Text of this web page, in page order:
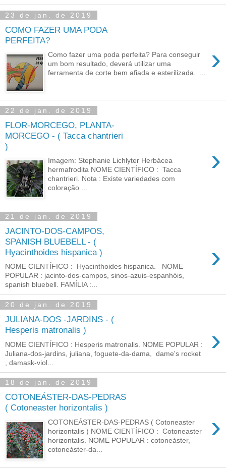
23 de jan. de 2019
COMO FAZER UMA PODA
PERFEITA?
›
Como fazer uma poda perfeita? Para conseguir
um bom resultado, deverá utilizar uma
ferramenta de corte bem afiada e esterilizada. ...
22 de jan. de 2019
FLOR-MORCEGO, PLANTA-
MORCEGO - ( Tacca chantrieri
)
›
Imagem: Stephanie Lichlyter Herbácea
hermafrodita NOME CIENTÍFICO : Tacca
chantrieri. Nota : Existe variedades com
coloração ...
21 de jan. de 2019
JACINTO-DOS-CAMPOS,
SPANISH BLUEBELL - (
Hyacinthoides hispanica )
›
NOME CIENTÍFICO : Hyacinthoides hispanica. NOME
POPULAR : jacinto-dos-campos, sinos-azuis-espanhóis,
spanish bluebell. FAMÍLIA :...
20 de jan. de 2019
JULIANA-DOS -JARDINS - (
Hesperis matronalis )
›
NOME CIENTÍFICO : Hesperis matronalis. NOME POPULAR :
Juliana-dos-jardins, juliana, foguete-da-dama, dame's rocket
, damask-viol...
18 de jan. de 2019
COTONEÁSTER-DAS-PEDRAS
( Cotoneaster horizontalis )
›
COTONEÁSTER-DAS-PEDRAS ( Cotoneaster
horizontalis ) NOME CIENTÍFICO : Cotoneaster
horizontalis. NOME POPULAR : cotoneáster,
cotoneáster-da...